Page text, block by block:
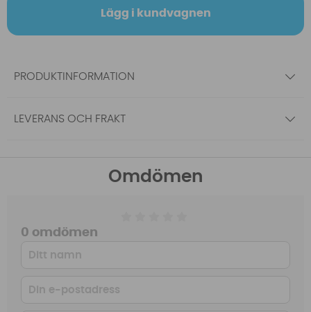
Lägg i kundvagnen
PRODUKTINFORMATION
LEVERANS OCH FRAKT
Omdömen
0 omdömen